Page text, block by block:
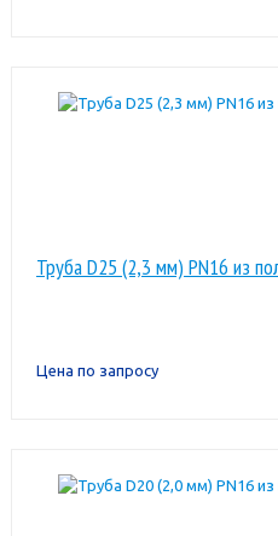
Труба D25 (2,3 мм) PN16 из
Цена по запросу